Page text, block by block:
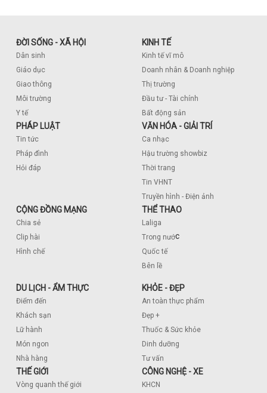
ĐỜI SỐNG - XÃ HỘI
Dân sinh
Giáo dục
Giao thông
Môi trường
Y tế
KINH TẾ
Kinh tế vĩ mô
Doanh nhân & Doanh nghiệp
Thị trường
Đầu tư - Tài chính
Bất động sản
PHÁP LUẬT
Tin tức
Pháp đình
Hỏi đáp
VĂN HÓA - GIẢI TRÍ
Ca nhạc
Hậu trường showbiz
Thời trang
Tin VHNT
Truyền hình - Điện ảnh
CỘNG ĐỒNG MẠNG
Chia sẻ
Clip hài
Hình chế
THỂ THAO
Laliga
Trong nước
Quốc tế
Bên lề
DU LỊCH - ẨM THỰC
Điểm đến
Khách sạn
Lữ hành
Món ngon
Nhà hàng
KHỎE - ĐẸP
An toàn thực phẩm
Đẹp +
Thuốc & Sức khỏe
Dinh dưỡng
Tư vấn
THẾ GIỚI
Vòng quanh thế giới
CÔNG NGHỆ - XE
KHCN